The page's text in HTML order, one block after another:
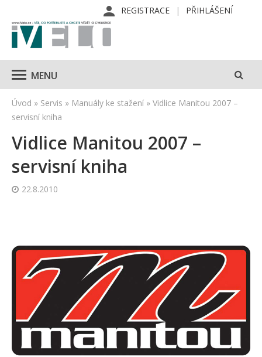
REGISTRACE PŘIHLÁŠENÍ
MENU
Úvod » Servis » Manuály ke stažení » Vidlice Manitou 2007 –
servisní kniha
Vidlice Manitou 2007 –
servisní kniha
22.8.2010